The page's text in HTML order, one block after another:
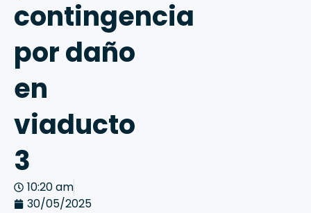
contingencia
por daño
en
viaducto
3
10:20 am
30/05/2025